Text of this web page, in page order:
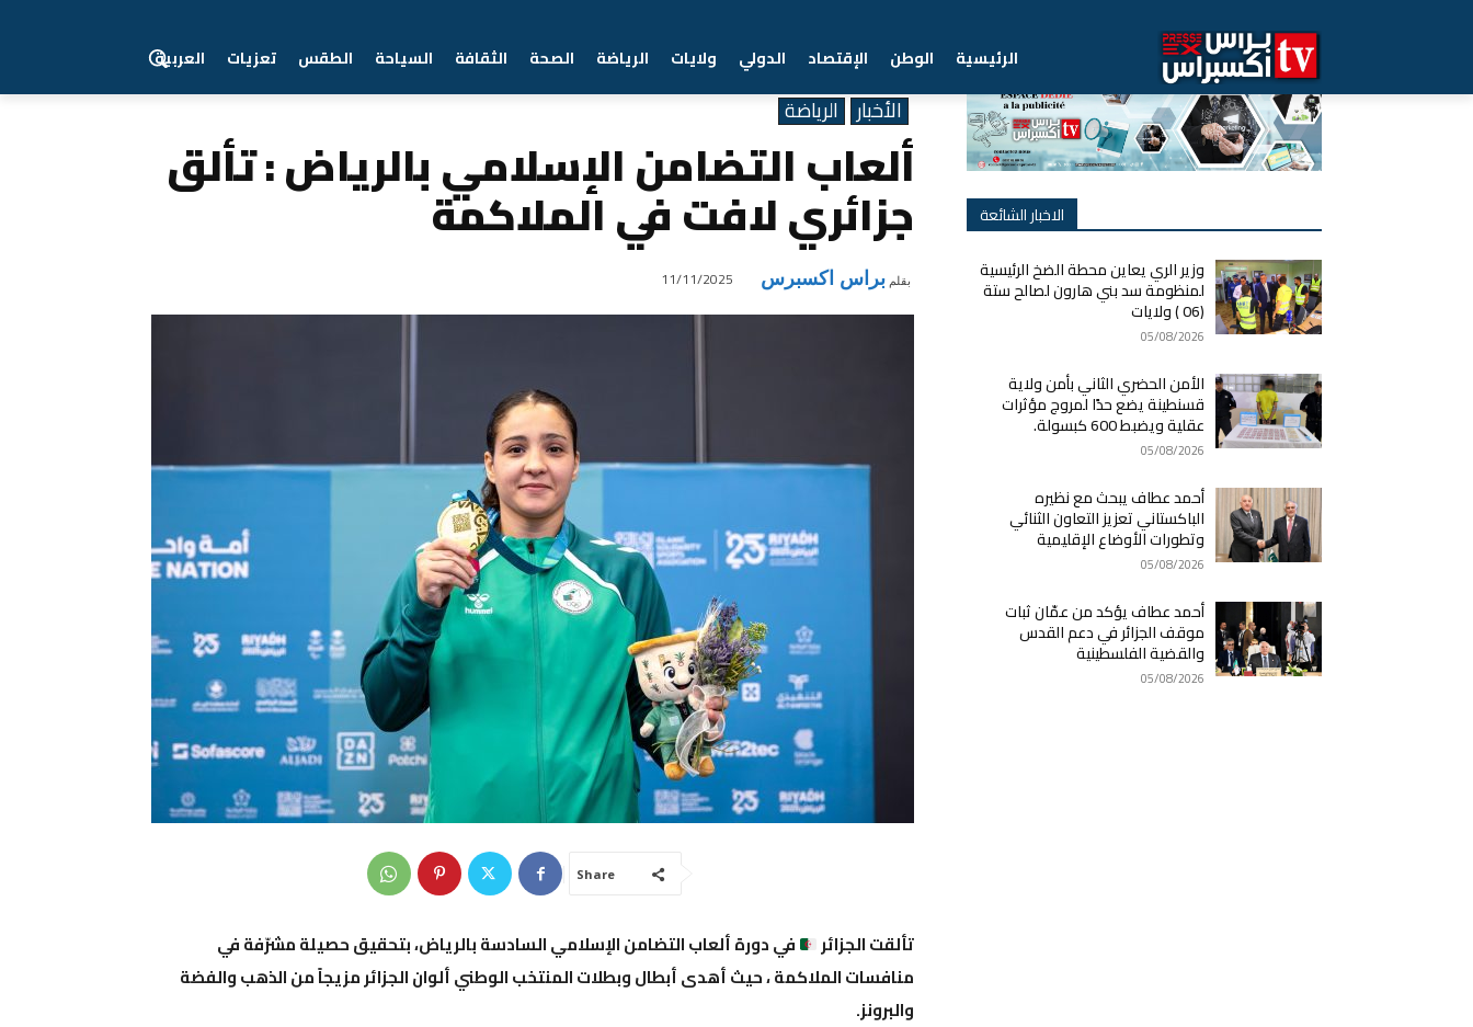
الرئيسية الوطن الإقتصاد الدولي ولايات الرياضة الصحة الثقافة السياحة الطقس تعزيات العربية
Home الأخبار ألعاب التضامن الإسلامي بالرياض : تألق جزائري لافت في الملاكمة
الأخبار الرياضة
ألعاب التضامن الإسلامي بالرياض : تألق
جزائري لافت في الملاكمة
بقلم براس اكسبرس 11/11/2025
Share
تألقت الجزائر فيدورة ألعاب التضامن الإسلامي السادسة بالرياض، بتحقيق حصيلة مشرّفة في
منافساتالملاكمة، حيث أهدى أبطال وبطلات المنتخب الوطني ألوان الجزائر مزيجاً من الذهب والفضة
والبرونز.
الاخبار الشائعة
وزير الري يعاين محطة الضخ الرئيسية
لمنظومة سد بني هارون لصالح ستة
(06 ) ولايات
05/08/2026
الأمن الحضري الثاني بأمن ولاية
قسنطينة يضع حدًا لمروج مؤثرات
عقلية ويضبط 600 كبسولة.
05/08/2026
أحمد عطاف يبحث مع نظيره
الباكستاني تعزيز التعاون الثنائي
وتطورات الأوضاع الإقليمية
05/08/2026
أحمد عطاف يؤكد من عمّان ثبات
موقف الجزائر في دعم القدس
والقضية الفلسطينية
05/08/2026